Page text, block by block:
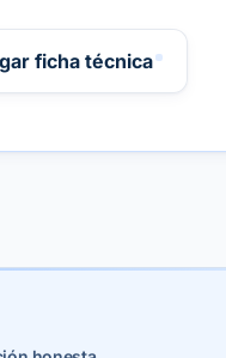
ficha técnica